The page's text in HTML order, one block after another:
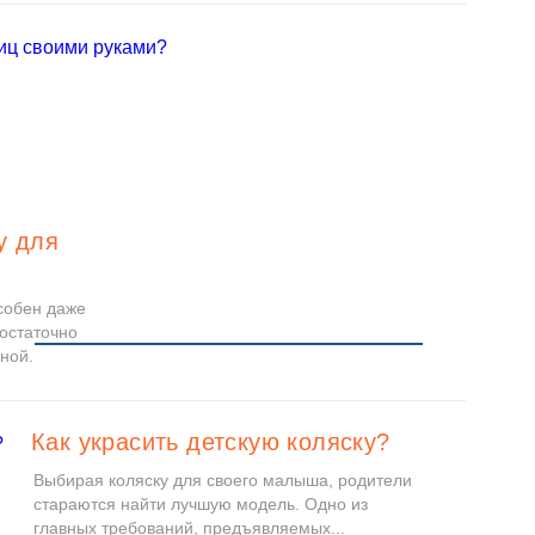
для
даже
Как украсить детскую коляску?
Выбирая коляску для своего малыша, родители
стараются найти лучшую модель. Одно из
главных требований, предъявляемых...